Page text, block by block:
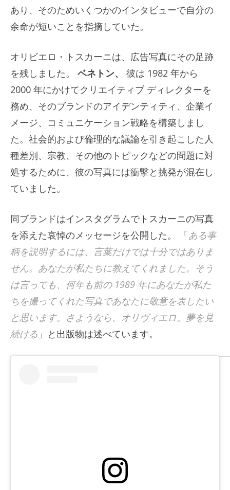
あり、そのためいくつかのインタビューで自分の
余命が短いことを指摘していた。
オリビエロ・トスカーニは、広告写真にその足跡
を残しました。 ベネトン、 彼は 1982 年から
2000 年にかけてクリエイティブ ディレクターを
務め、そのブランドのアイデンティティ、企業イ
メージ、コミュニケーション戦略を構築しまし
た。社会的および倫理的な議論を引き起こした人
種差別、宗教、その他のトピックなどの問題に対
処するために、彼の写真には衝撃と挑発が混在し
ていました。
同ブランドはインスタグラムでトスカーニの写真
を添えた哀悼のメッセージを公開した。 「ある事
柄を説明するには、言葉だけでは十分ではありま
せん。あなたが私たちに教えてくれました。そう
は言っても、何年も前の 1989 年にあなたが私た
ちを撮ってくれた写真であなたに敬意を表したい
と思います。さようなら、オリヴィエロ。夢を見
続ける 」と出版物は述べています。